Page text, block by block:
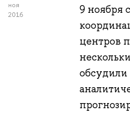
ноя
2016
9
центров
обсудили